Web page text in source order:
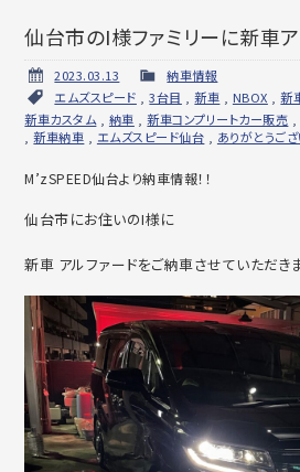
仙台市のI様ファミリーに新車
2023.03.13
納車情報
エムズスピード ,3台目 ,新車 NBOX ,新
新車カスタム
納車 ,新車コンプリートカー販売
,新車納車 エムズスピード仙台 ありがとうご
M’zSPEED仙台より納車情報！！
仙台市にお住いのI様に
新車 アルファードをご納車させていただきま